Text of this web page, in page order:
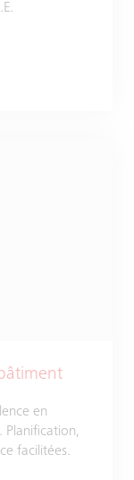
en
Planification,
facilitées.